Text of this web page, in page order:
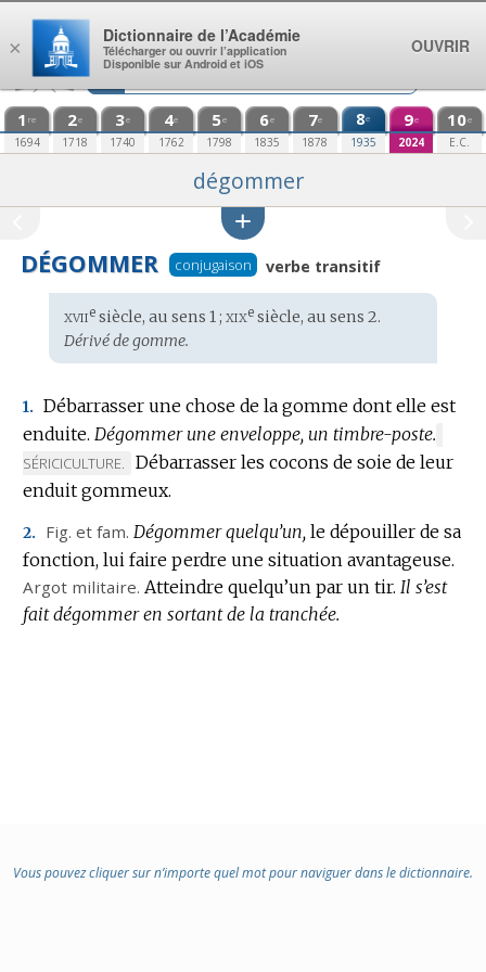
Aller au contenu
1 re
1694
2e
1718
3e
1740
4e
1762
5e
1798
6e
1835
7e
1878
8e
1935
9e
2024
10e
E.C.
dégommer
DÉGOMMER conjugaison verbe transitif
Étymologie
:
xviiesiècle, au sens 1 ; xixesiècle, au sens 2.
Dérivé de gomme.
1. Débarrasser une chose de la gomme dont elle est
enduite. Dégommer une enveloppe, un timbre-poste.
DE
SÉRICICULTURE.
Débarrasser les cocons de soie de leur
enduit gommeux.
2. Fig. et fam. Dégommer quelqu’un, le dépouiller de sa
fonction, lui faire perdre une situation avantageuse.
Argot militaire. Atteindre quelqu’un par un tir. Il s’est
fait dégommer en sortant de la tranchée.
Vous pouvez cliquer sur n’importe quel mot pour naviguer dans le dictionnaire.
×
Dictionnaire de l’Académie
Télécharger ou ouvrir l’application
Disponible sur Android et iOS
OUVRIR